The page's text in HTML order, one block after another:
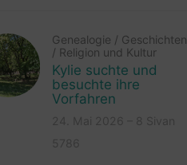
Genealogie / Geschichten
/ Religion und Kultur
Kylie suchte und
besuchte ihre
Vorfahren